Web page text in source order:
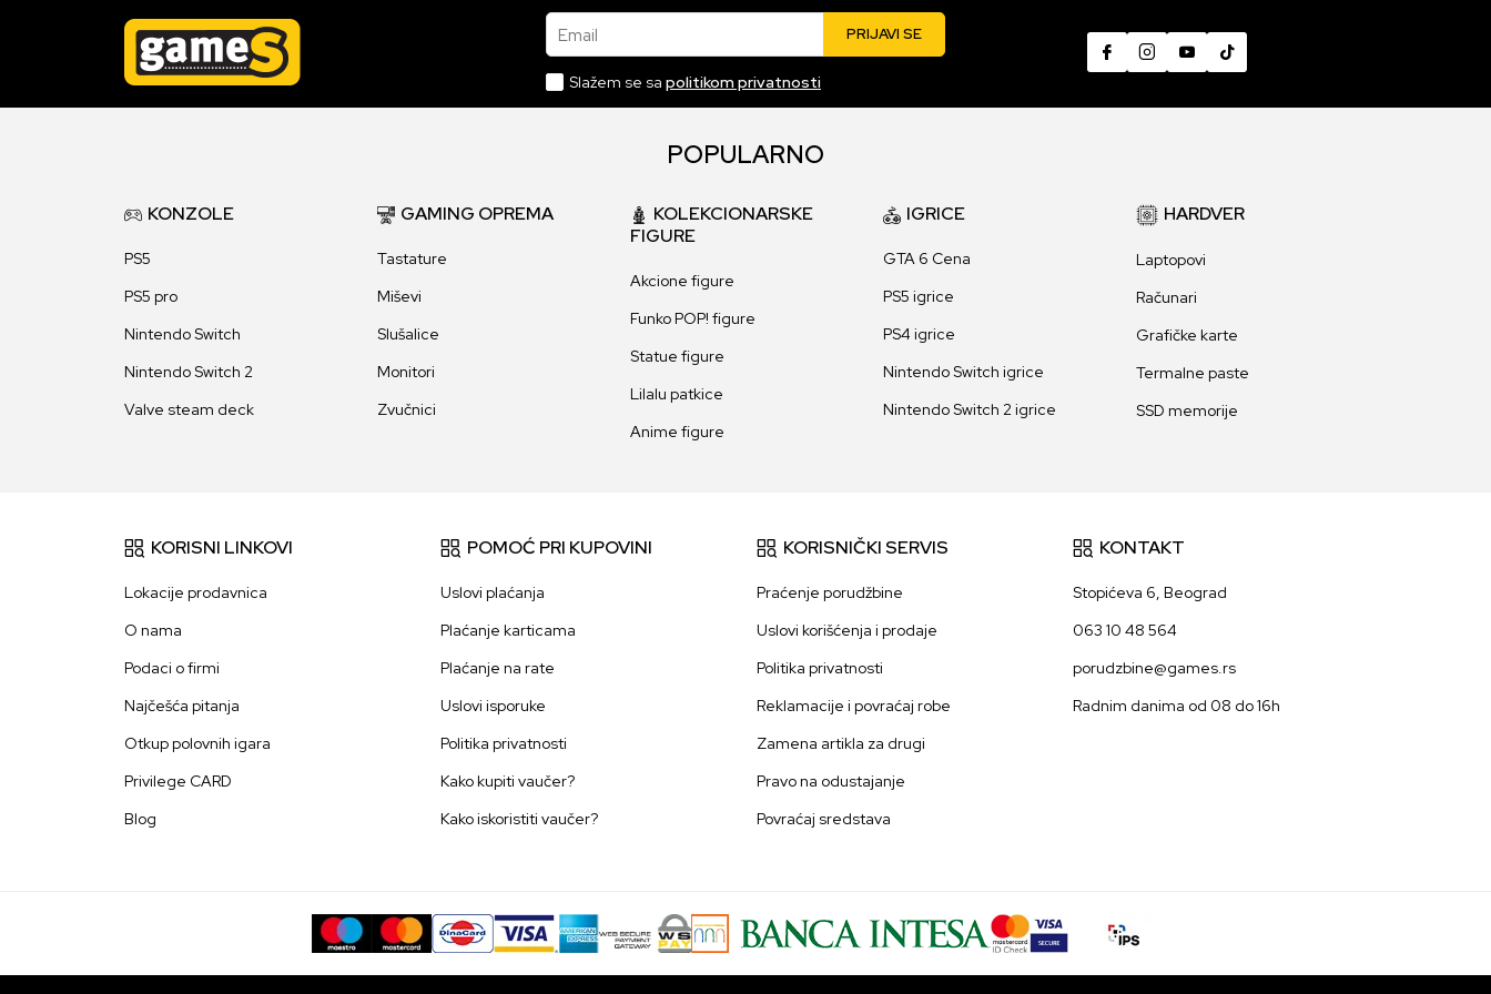
Email PRIJAVI SE
Slažem se sa politikom privatnosti
POPULARNO
KONZOLE
PS5
PS5 pro
Nintendo Switch
Nintendo Switch 2
Valve steam deck
GAMING OPREMA
Tastature
Miševi
Slušalice
Monitori
Zvučnici
KOLEKCIONARSKE
FIGURE
Akcione figure
Funko POP! figure
Statue figure
Lilalu patkice
Anime figure
IGRICE
GTA 6 Cena
PS5 igrice
PS4 igrice
Nintendo Switch igrice
Nintendo Switch 2 igrice
HARDVER
Laptopovi
Računari
Grafičke karte
Termalne paste
SSD memorije
KORISNI LINKOVI
Lokacije prodavnica
O nama
Podaci o firmi
Najčešća pitanja
Otkup polovnih igara
Privilege CARD
Blog
POMOĆ PRI KUPOVINI
Uslovi plaćanja
Plaćanje karticama
Plaćanje na rate
Uslovi isporuke
Politika privatnosti
Kako kupiti vaučer?
Kako iskoristiti vaučer?
KORISNIČKI SERVIS
Praćenje porudžbine
Uslovi korišćenja i prodaje
Politika privatnosti
Reklamacije i povraćaj robe
Zamena artikla za drugi
Pravo na odustajanje
Povraćaj sredstava
KONTAKT
Stopićeva 6, Beograd
063 10 48 564
porudzbine@games.rs
Radnim danima od 08 do 16h